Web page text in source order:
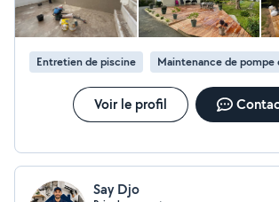
Entretien de piscine Maintenance de pompe
Voir le profil
Say Djo